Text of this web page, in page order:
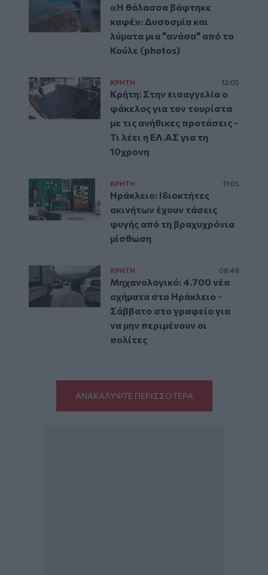
«Η θάλασσα βάφτηκε
καφέ»: Δυσοσμία και
λύματα μια "ανάσα" από το
Κούλε (photos)
ΚΡΗΤΗ 12:05
Κρήτη: Στην εισαγγελία ο
φάκελος για τον τουρίστα
με τις ανήθικες προτάσεις -
Τι λέει η ΕΛ.ΑΣ για τη
10χρονη
ΚΡΗΤΗ 11:05
Ηράκλειο: Ιδιοκτήτες
ακινήτων έχουν τάσεις
φυγής από τη βραχυχρόνια
μίσθωση
ΚΡΗΤΗ 08:49
Μηχανολογικό: 4.700 νέα
οχήματα στο Ηράκλειο -
Σάββατο στο γραφείο για
να μην περιμένουν οι
πολίτες
ΑΝΑΚΑΛΥΨΤΕ ΠΕΡΙΣΣΟΤΕΡΑ